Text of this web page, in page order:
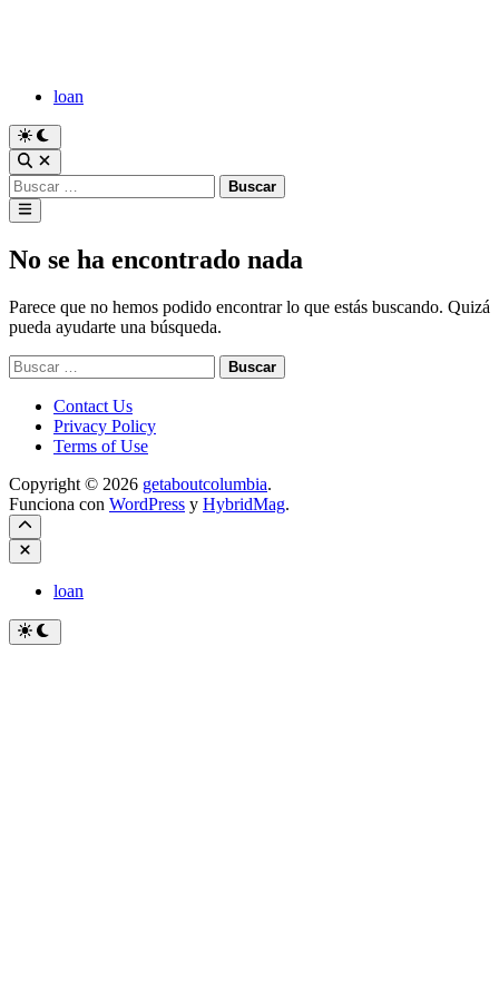
loan
Cambiar
a
modo
oscuro
Abrir
búsqueda
Buscar:
Menú
principal
No se ha encontrado nada
Parece que no hemos podido encontrar lo que estás buscando. Quizá
pueda ayudarte una búsqueda.
Buscar:
Contact Us
Privacy Policy
Terms of Use
Copyright © 2026 getaboutcolumbia.
Funciona con WordPress y HybridMag.
Cerrar
loan
Cambiar
a